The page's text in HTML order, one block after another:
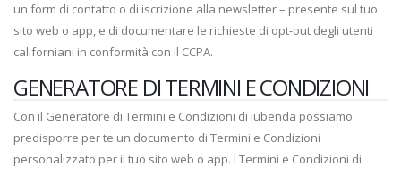
un form di contatto o di iscrizione alla newsletter – presente sul tuo
sito web o app, e di documentare le richieste di opt-out degli utenti
californiani in conformità con il CCPA.
GENERATORE DI TERMINI E CONDIZIONI
Con il Generatore di Termini e Condizioni di iubenda possiamo
predisporre per te un documento di Termini e Condizioni
personalizzato per il tuo sito web o app. I Termini e Condizioni di